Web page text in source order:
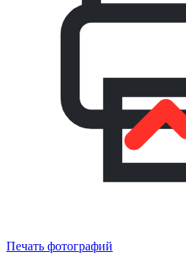
Печать фотографий